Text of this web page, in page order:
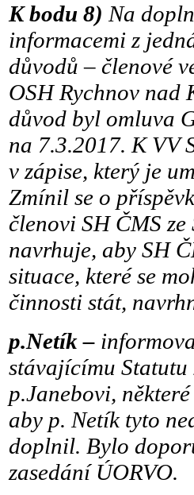
K bodu 8) Na
informacemi z
důvodů – členové
OSH Rychnov nad
důvod byl omluva
na 7.3.2017. K VV
v zápise, který je
Zmínil se o
členovi SH ČMS
navrhuje, aby SH
situace, které se
činnosti stát,
p.Netík –
stávajícímu
p.Janebovi,
aby p. Netík tyto
doplnil. Bylo
zasedání ÚORVO.